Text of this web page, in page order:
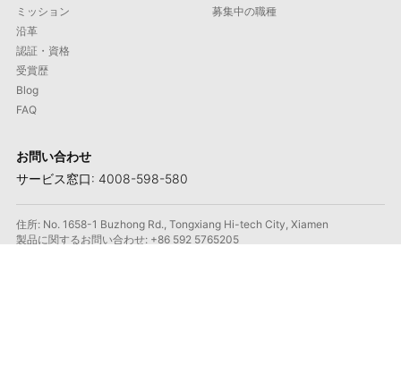
ミッション
沿革
認証・資格
受賞歴
Blog
FAQ
募集中の職種
お問い合わせ
サービス窓口: 4008-598-580
住所: No. 1658-1 Buzhong Rd., Tongxiang Hi-tech City, Xiamen
製品に関するお問い合わせ: +86 592 5765205